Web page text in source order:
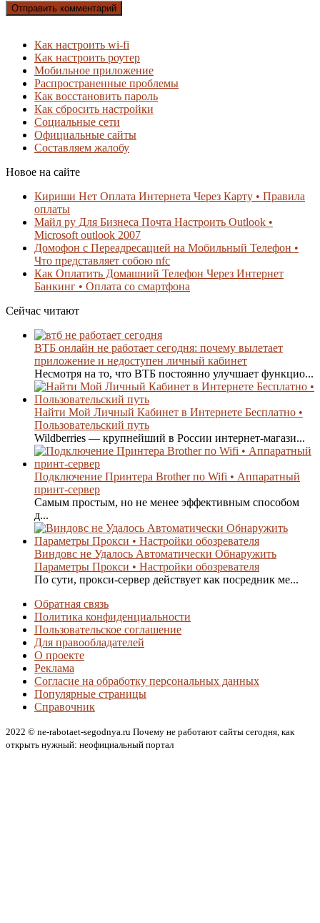
Как настроить wi-fi
Как настроить роутер
Мобильное приложение
Распространенные проблемы
Как восстановить пароль
Как сбросить настройки
Социальные сети
Официальные сайты
Составляем жалобу
Новое на сайте
Кириши Нет Оплата Интернета Через Карту • Правила
оплаты
Майл ру Для Бизнеса Почта Настроить Outlook •
Microsoft outlook 2007
Домофон с Переадресацией на Мобильный Телефон •
Что представляет собою nfc
Как Оплатить Домашний Телефон Через Интернет
Банкинг • Оплата со смартфона
Сейчас читают
ВТБ онлайн не работает сегодня: почему вылетает
приложение и недоступен личный кабинет
Несмотря на то, что ВТБ постоянно улучшает функцио...
Найти Мой Личный Кабинет в Интернете Бесплатно •
Пользовательский путь
Wildberries — крупнейший в России интернет-магази...
Подключение Принтера Brother по Wifi • Аппаратный
принт-сервер
Самым простым, но не менее эффективным способом
д...
Виндовс не Удалось Автоматически Обнаружить
Параметры Прокси • Настройки обозревателя
По сути, прокси-сервер действует как посредник ме...
Обратная связь
Политика конфиденциальности
Пользовательское соглашение
Для правообладателей
О проекте
Реклама
Согласие на обработку персональных данных
Популярные страницы
Справочник
2022 © ne-rabotaet-segodnya.ru Почему не работают сайты сегодня, как
открыть нужный: неофициальный портал